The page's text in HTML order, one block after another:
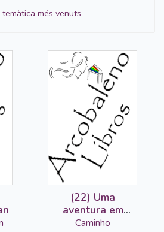
més venuts
(22) Uma
aventura em
Lisboa
Caminho